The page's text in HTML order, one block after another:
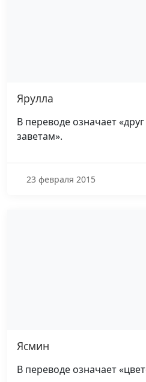
Ярулла
В переводе означает
заветам».
23 февраля 2015
Ясмин
В переводе означает